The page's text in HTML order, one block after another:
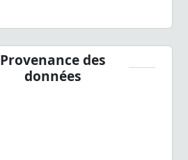
Provenance des
données